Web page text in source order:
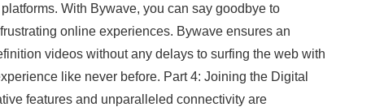
With Bywave, you can say goodbye to
online experiences. Bywave ensures an
videos without any delays to surfing the web with
like never before. Part 4: Joining the Digital
features and unparalleled connectivity are